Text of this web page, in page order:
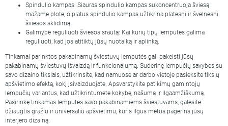
Spindulio kampas: Siauras spindulio kampas sukoncentruoja šviesą
mažame plote, o platus spindulio kampas užtikrina platesnį ir švelnesnį
šviesos sklidimą.
Galimybė reguliuoti šviesos srautą: Kai kurių tipų lemputes galima
reguliuoti, kad jos atitiktų jūsų nuotaiką ir aplinką.
Tinkamai parinktos pakabinamų šviestuvų lemputės gali pakeisti jūsų
pakabinamų šviestuvų išvaizdą ir funkcionalumą. Suderinę lempučių savybes su
savo dizaino tikslais, užtikrinsite, kad namuose ar darbo vietoje pasieksite tikslų
apšvietimo efektą, kokį įsivaizduojate. Apsvarstykite patikimų gamintojų
lempučių variantus, kad užtikrintumėte kokybę, našumą ir ilgaamžiškumą.
Pasirinkę tinkamas lemputes savo pakabinamiems šviestuvams, galėsite
džiaugtis gražiu ir universaliu apšvietimu, kuris ilgus metus pagerins jūsų
interjero dizainą.